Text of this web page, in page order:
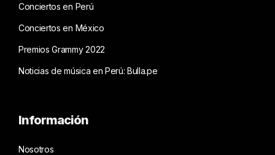
Conciertos en Perú
Conciertos en México
Premios Grammy 2022
Noticias de música en Perú: Bulla.pe
Información
Nosotros